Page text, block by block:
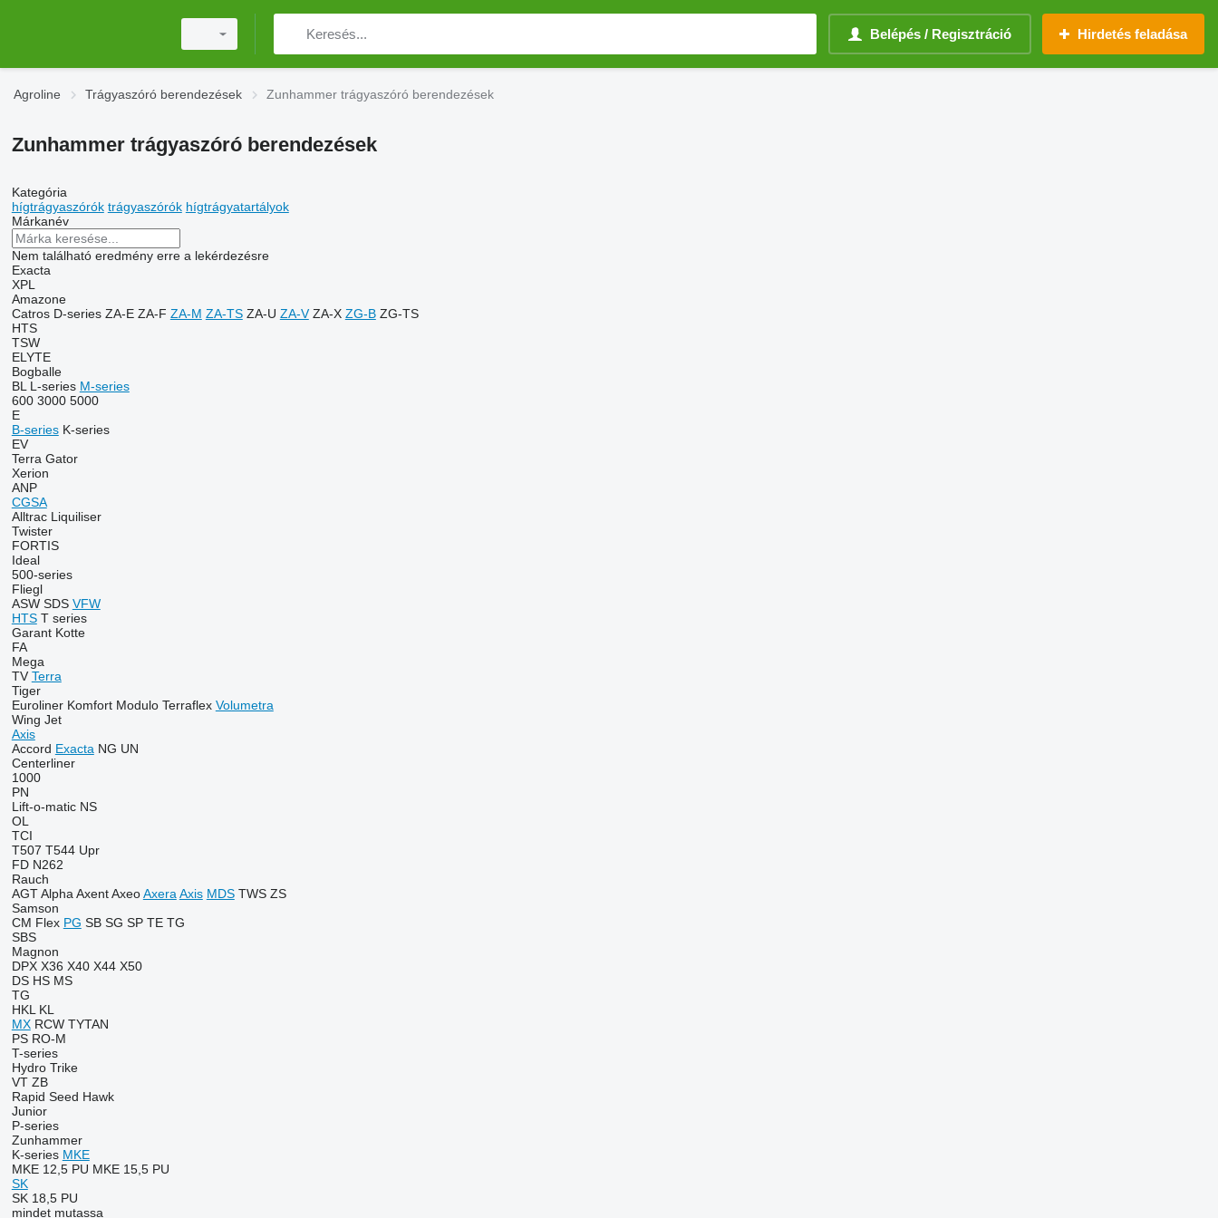
Belépés / Regisztráció Hirdetés feladása
Agroline Trágyaszóró berendezések Zunhammer trágyaszóró berendezések
Zunhammer trágyaszóró berendezések
Kategória
hígtrágyaszórók trágyaszórók hígtrágyatartályok
Márkanév
Nem található eredmény erre a lekérdezésre
Exacta
XPL
Amazone
Catros D-series ZA-E ZA-F ZA-M ZA-TS ZA-U ZA-V ZA-X ZG-B ZG-TS
HTS
TSW
ELYTE
Bogballe
BL L-series M-series
600 3000 5000
E
B-series K-series
EV
Terra Gator
Xerion
ANP
CGSA
Alltrac Liquiliser
Twister
FORTIS
Ideal
500-series
Fliegl
ASW SDS VFW
HTS T series
Garant Kotte
FA
Mega
TV Terra
Tiger
Euroliner Komfort Modulo Terraflex Volumetra
Wing Jet
Axis
Accord Exacta NG UN
Centerliner
1000
PN
Lift-o-matic NS
OL
TCI
T507 T544 Upr
FD N262
Rauch
AGT Alpha Axent Axeo Axera Axis MDS TWS ZS
Samson
CM Flex PG SB SG SP TE TG
SBS
Magnon
DPX X36 X40 X44 X50
DS HS MS
TG
HKL KL
MX RCW TYTAN
PS RO-M
T-series
Hydro Trike
VT ZB
Rapid Seed Hawk
Junior
P-series
Zunhammer
K-series MKE
MKE 12,5 PU MKE 15,5 PU
SK
SK 18,5 PU
mindet mutassa